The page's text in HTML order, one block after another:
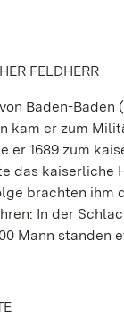
FELDHERR
Baden-Baden
kam er zum
er 1689 zum
das kaiserliche
brachten ihm
In der
Mann standen